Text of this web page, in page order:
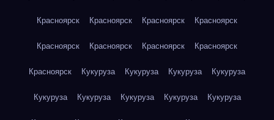
Красноярск Красноярск Красноярск Красноярск
Красноярск Красноярск Красноярск Красноярск
Красноярск Кукуруза Кукуруза Кукуруза Кукуруза
Кукуруза Кукуруза Кукуруза Кукуруза Кукуруза